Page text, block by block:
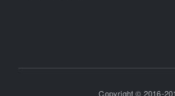
Copyright © 2016-